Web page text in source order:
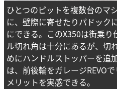
ひとつのピットを複数台のマ
に、壁際に寄せたりパドック
にできる。このX350は街乗り
ル切れ角は十分にあるが、切
めにハンドルストッパーを追
は、前後輪をガレージREVO
メリットを実感できる。